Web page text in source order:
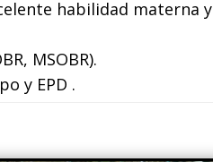
habilidad materna y
MSOBR).
y EPD .